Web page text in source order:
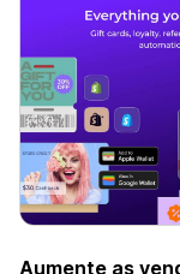
Aumente as